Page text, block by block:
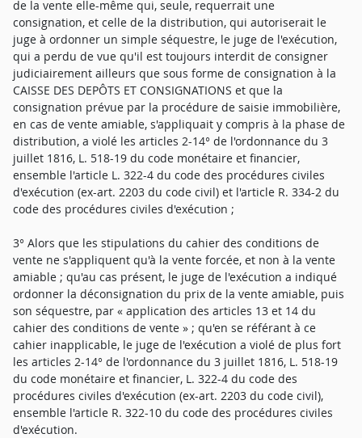
de la vente elle-même qui, seule, requerrait une
consignation, et celle de la distribution, qui autoriserait le
juge à ordonner un simple séquestre, le juge de l'exécution,
qui a perdu de vue qu'il est toujours interdit de consigner
judiciairement ailleurs que sous forme de consignation à la
CAISSE DES DEPÔTS ET CONSIGNATIONS et que la
consignation prévue par la procédure de saisie immobilière,
en cas de vente amiable, s'appliquait y compris à la phase de
distribution, a violé les articles 2-14° de l'ordonnance du 3
juillet 1816, L. 518-19 du code monétaire et financier,
ensemble l'article L. 322-4 du code des procédures civiles
d'exécution (ex-art. 2203 du code civil) et l'article R. 334-2 du
code des procédures civiles d'exécution ;
3° Alors que les stipulations du cahier des conditions de
vente ne s'appliquent qu'à la vente forcée, et non à la vente
amiable ; qu'au cas présent, le juge de l'exécution a indiqué
ordonner la déconsignation du prix de la vente amiable, puis
son séquestre, par « application des articles 13 et 14 du
cahier des conditions de vente » ; qu'en se référant à ce
cahier inapplicable, le juge de l'exécution a violé de plus fort
les articles 2-14° de l'ordonnance du 3 juillet 1816, L. 518-19
du code monétaire et financier, L. 322-4 du code des
procédures civiles d'exécution (ex-art. 2203 du code civil),
ensemble l'article R. 322-10 du code des procédures civiles
d'exécution.